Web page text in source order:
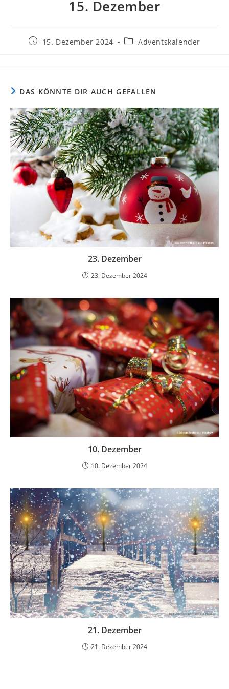
15. Dezember
Beitrag15. Dezember 2024
Beitrags-
Adventskalender
DAS KÖNNTE DIR AUCH GEFALLEN
23. Dezember
23. Dezember 2024
10. Dezember
10. Dezember 2024
21. Dezember
21. Dezember 2024